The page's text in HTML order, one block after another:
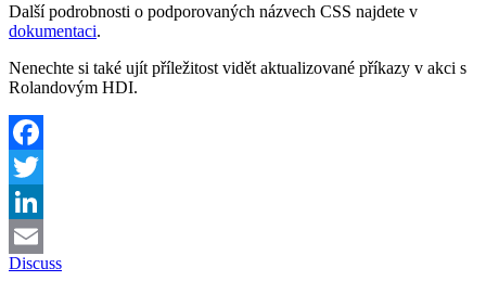
Další podrobnosti o podporovaných názvech CSS najdete v
dokumentaci.
Nenechte si také ujít příležitost vidět aktualizované příkazy v akci s
Rolandovým HDI.
Facebook
Twitter
LinkedIn
Email
Discuss